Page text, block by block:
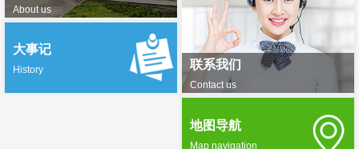
About us
联系我们
Contact us
大事记
History
地图导航
Map navigation